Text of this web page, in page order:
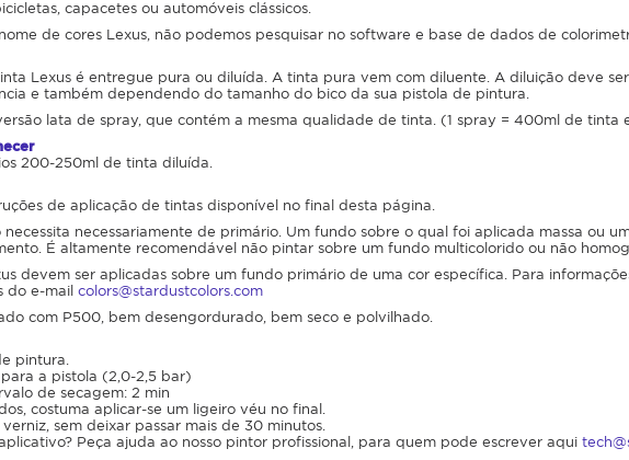
capacetes ou automóveis clássicos.
de cores Lexus, não podemos pesquisar no software e base de dados de
Lexus é entregue pura ou diluída. A tinta pura vem com diluente. A diluição deve
e também dependendo do tamanho do bico da sua pistola de pintura.
lata de spray, que contém a mesma qualidade de tinta. (1 spray = 400ml de tinta
200-250ml de tinta diluída.
de aplicação de tintas disponível no final desta página.
necessariamente de primário. Um fundo sobre o qual foi aplicada massa ou
É altamente recomendável não pintar sobre um fundo multicolorido ou não
devem ser aplicadas sobre um fundo primário de uma cor específica. Para
do e-mail colors@stardustcolors.com
com P500, bem desengordurado, bem seco e polvilhado.
pintura.
a pistola (2,0-2,5 bar)
de secagem: 2 min
costuma aplicar-se um ligeiro véu no final.
sem deixar passar mais de 30 minutos.
Peça ajuda ao nosso pintor profissional, para quem pode escrever aqui